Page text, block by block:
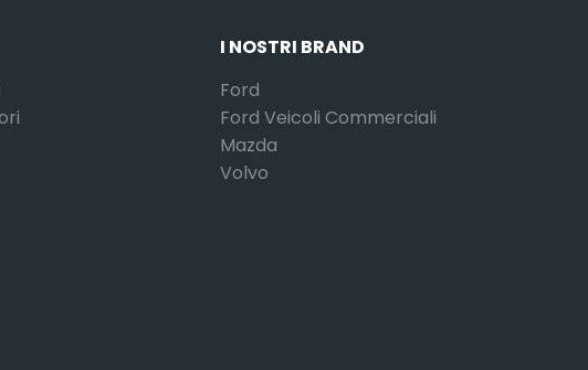
I NOSTRI BRAND
Ford
Ford Veicoli Commerciali
Mazda
Volvo